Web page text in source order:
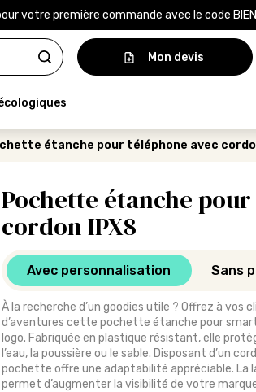
votre première commande avec le code
Mon devis
étanche pour téléphone avec
Pochette étanche
cordon IPX8
Avec personnalisation Sans
À la recherche d’un goodies utile ? Offrez à
d’aventures cette pochette étanche pour
logo. Fabriquée en plastique résistant, elle
l’eau, la poussière ou le sable. Disposant d’un
pochette offre une adaptabilité appréciable. La
permet d’augmenter la visibilité de votre